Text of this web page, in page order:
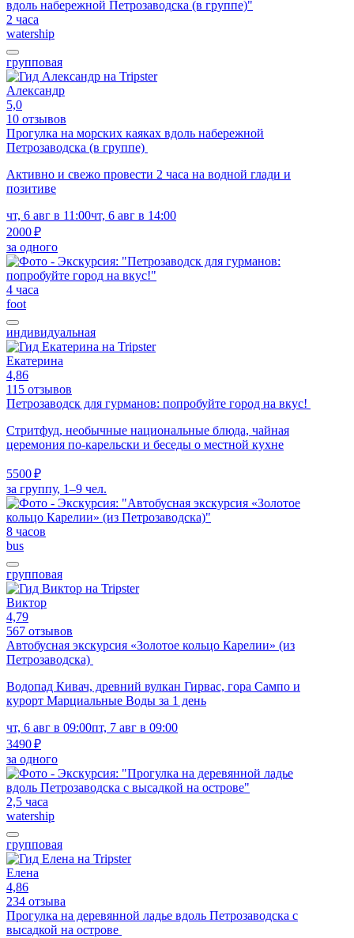
2 часа
watership
групповая
Александр
5,0
10 отзывов
Прогулка на морских каяках вдоль набережной
Петрозаводска (в группе)
Активно и свежо провести 2 часа на водной глади и
позитиве
чт, 6 авг в 11:00чт, 6 авг в 14:00
2000 ₽
за одного
4 часа
foot
индивидуальная
Екатерина
4,86
115 отзывов
Петрозаводск для гурманов: попробуйте город на вкус!
Стритфуд, необычные национальные блюда, чайная
церемония по-карельски и беседы о местной кухне
5500 ₽
за группу, 1–9 чел.
8 часов
bus
групповая
Виктор
4,79
567 отзывов
Автобусная экскурсия «Золотое кольцо Карелии» (из
Петрозаводска)
Водопад Кивач, древний вулкан Гирвас, гора Сампо и
курорт Марциальные Воды за 1 день
чт, 6 авг в 09:00пт, 7 авг в 09:00
3490 ₽
за одного
2,5 часа
watership
групповая
Елена
4,86
234 отзыва
Прогулка на деревянной ладье вдоль Петрозаводска с
высадкой на острове